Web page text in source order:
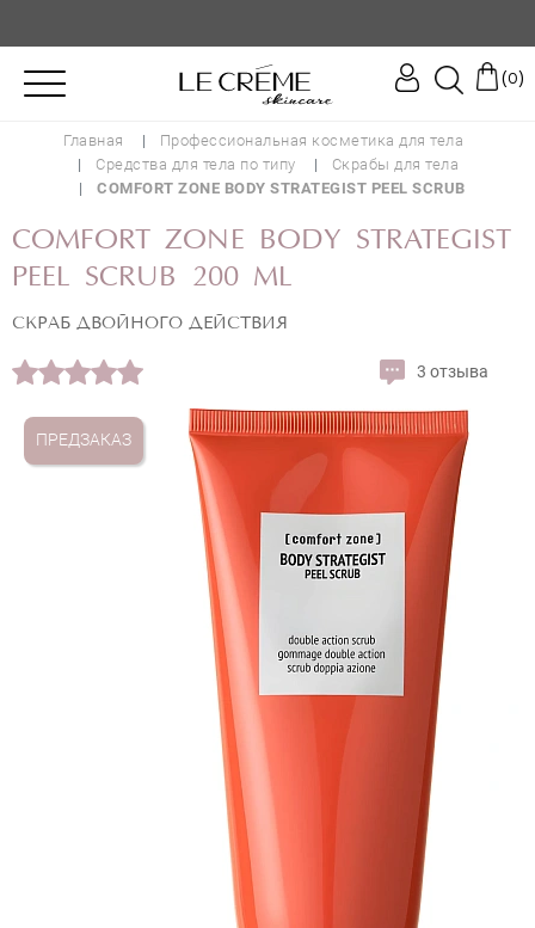
(0)
Главная
Профессиональная косметика для тела
Средства для тела по типу
Скрабы для тела
COMFORT ZONE BODY STRATEGIST PEEL SCRUB
COMFORT ZONE BODY STRATEGIST
PEEL SCRUB 200 ML
СКРАБ ДВОЙНОГО ДЕЙСТВИЯ
3 отзыва
ПРЕДЗАКАЗ
COMFORT ZONE BODY STRATEGIST